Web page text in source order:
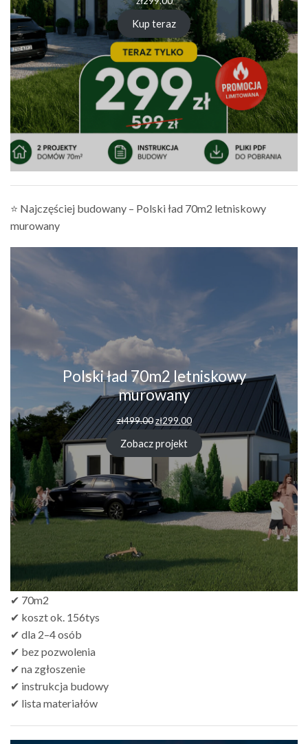
Kup teraz
⭐ Najczęściej budowany – Polski ład 70m2 letniskowy
murowany
Polski ład 70m2 letniskowy
murowany
zł499.00Pierwotna
cena
wynosiła:
zł499.00.
zł299.00Aktualna
cena
wynosi:
zł299.00.
Zobacz projekt
✔ 70m2
✔ koszt ok. 156tys
✔ dla 2–4 osób
✔ bez pozwolenia
✔ na zgłoszenie
✔ instrukcja budowy
✔ lista materiałów